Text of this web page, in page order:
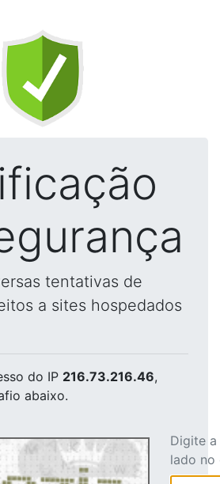
tentativas de
a sites hospedados
do IP 216.73.216.46,
abaixo.
Digite
lado no